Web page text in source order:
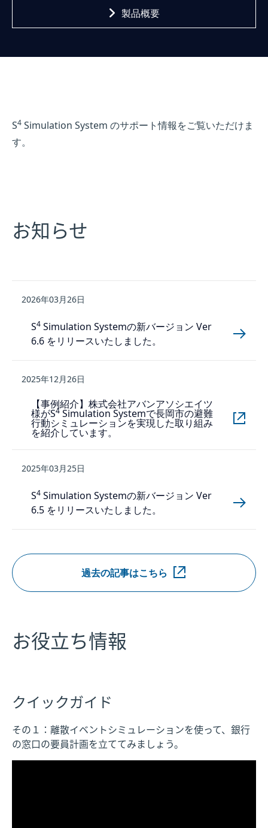
製品概要
S4 Simulation System のサポート情報をご覧いただけま
す。
お知らせ
2026年03月26日
S4 Simulation Systemの新バージョン Ver
6.6 をリリースいたしました。
2025年12月26日
【事例紹介】株式会社アバンアソシエイツ
様がS4 Simulation Systemで長岡市の避難
行動シミュレーションを実現した取り組み
を紹介しています。
2025年03月25日
S4 Simulation Systemの新バージョン Ver
6.5 をリリースいたしました。
過去の記事はこちら
お役立ち情報
クイックガイド
その１：離散イベントシミュレーションを使って、銀行
の窓口の要員計画を立ててみましょう。